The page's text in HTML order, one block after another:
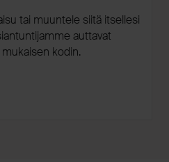
tai muuntele siitä itsellesi
auttavat
kodin.